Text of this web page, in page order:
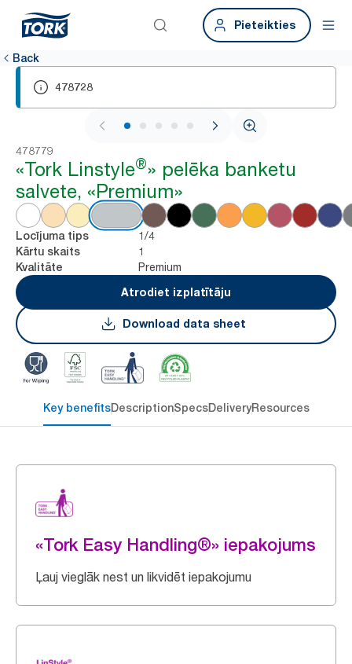
Pieteikties
Back
478728
1 / 5
478779
«Tork Linstyle®» pelēka banketu
salvete, «Premium»
Locījuma tips 1/4
Kārtu skaits 1
Kvalitāte
Premium
Atrodiet izplatītāju
Download data sheet
Key benefitsDescriptionSpecsDeliveryResources
«Tork Easy Handling®» iepakojums
Ļauj vieglāk nest un likvidēt iepakojumu